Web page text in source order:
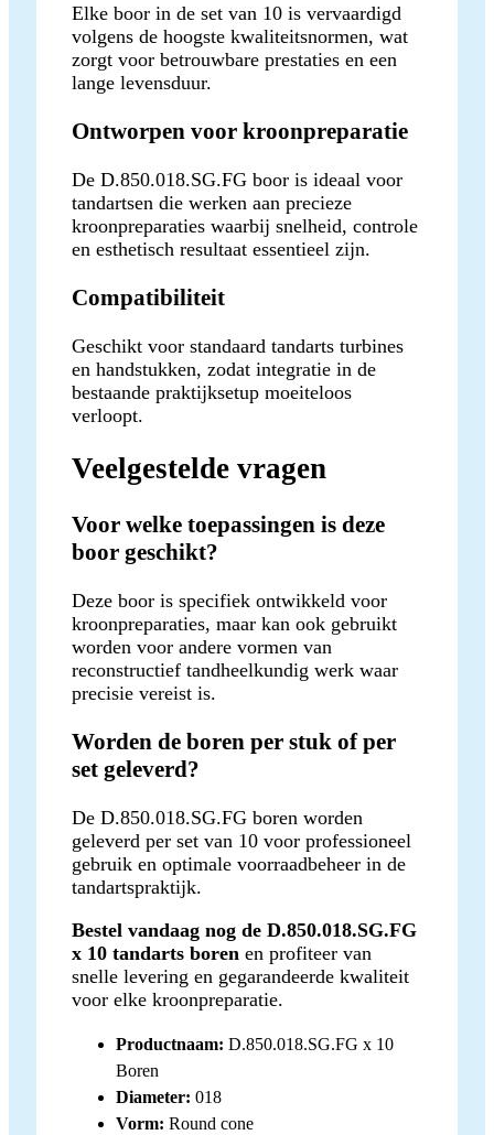
Elke boor in de set van 10 is vervaardigd
volgens de hoogste kwaliteitsnormen, wat
zorgt voor betrouwbare prestaties en een
lange levensduur.
Ontworpen voor kroonpreparatie
De D.850.018.SG.FG boor is ideaal voor
tandartsen die werken aan precieze
kroonpreparaties waarbij snelheid, controle
en esthetisch resultaat essentieel zijn.
Compatibiliteit
Geschikt voor standaard tandarts turbines
en handstukken, zodat integratie in de
bestaande praktijksetup moeiteloos
verloopt.
Veelgestelde vragen
Voor welke toepassingen is deze
boor geschikt?
Deze boor is specifiek ontwikkeld voor
kroonpreparaties, maar kan ook gebruikt
worden voor andere vormen van
reconstructief tandheelkundig werk waar
precisie vereist is.
Worden de boren per stuk of per
set geleverd?
De D.850.018.SG.FG boren worden
geleverd per set van 10 voor professioneel
gebruik en optimale voorraadbeheer in de
tandartspraktijk.
Bestel vandaag nog de D.850.018.SG.FG
x 10 tandarts boren en profiteer van
snelle levering en gegarandeerde kwaliteit
voor elke kroonpreparatie.
Productnaam: D.850.018.SG.FG x 10
Boren
Diameter: 018
Vorm: Round cone